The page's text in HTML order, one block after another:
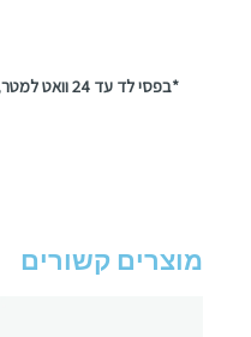
*בפסי לד עד 24 וואט למטר, ישנה אפשרות למיגון מים בשרוול
מוצרים קשורים